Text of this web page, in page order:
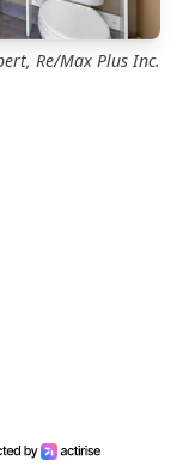
Re/Max Plus Inc.